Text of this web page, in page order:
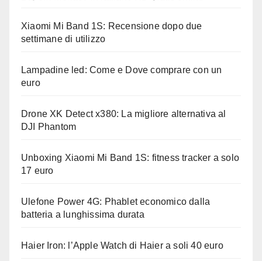
Xiaomi Mi Band 1S: Recensione dopo due
settimane di utilizzo
Lampadine led: Come e Dove comprare con un
euro
Drone XK Detect x380: La migliore alternativa al
DJI Phantom
Unboxing Xiaomi Mi Band 1S: fitness tracker a solo
17 euro
Ulefone Power 4G: Phablet economico dalla
batteria a lunghissima durata
Haier Iron: l’Apple Watch di Haier a soli 40 euro